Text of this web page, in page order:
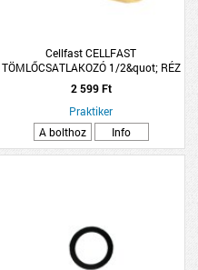
Cellfast CELLFAST
TÖMLŐCSATLAKOZÓ 1/2&quot; RÉZ
2 599 Ft
Praktiker
A bolthoz
Info